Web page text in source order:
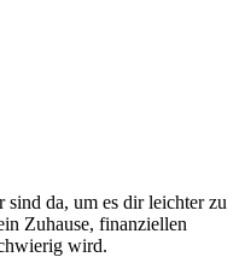
da, um es dir leichter zu
Zuhause, finanziellen
wird.